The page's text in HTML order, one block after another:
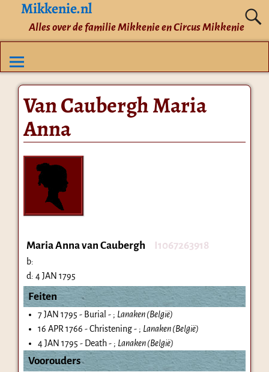
Mikkenie.nl
Alles over de familie Mikkenie en Circus Mikkenie
Van Caubergh Maria
Anna
Maria Anna van Caubergh I1067263918
b:
d: 4 JAN 1795
Feiten
7 JAN 1795 - Burial - ; Lanaken (België)
16 APR 1766 - Christening - ; Lanaken (België)
4 JAN 1795 - Death - ; Lanaken (België)
Voorouders